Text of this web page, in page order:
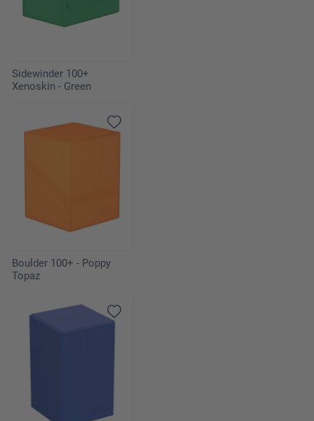
Sidewinder 100+
Xenoskin - Green
Boulder 100+ - Poppy
Topaz